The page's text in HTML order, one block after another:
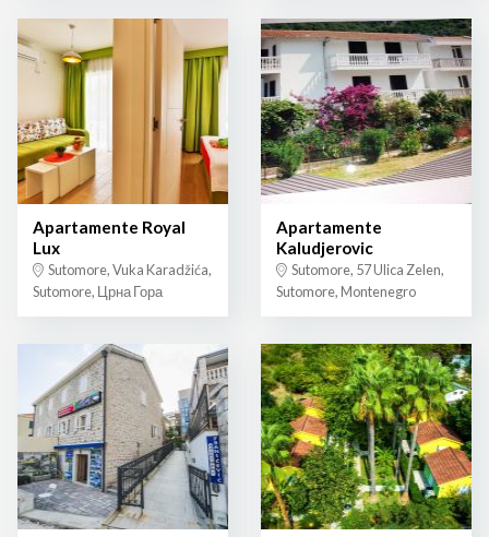
Apartamente Royal
Lux
Sutomore, Vuka Karadžića,
Sutomore, Црна Гора
Apartamente
Kaludjerovic
Sutomore, 57 Ulica Zelen,
Sutomore, Montenegro